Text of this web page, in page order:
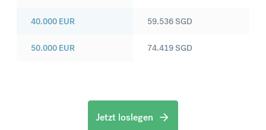
40.000 EUR
50.000 EUR
59.536SGD
74.419SGD
Jetzt loslegen